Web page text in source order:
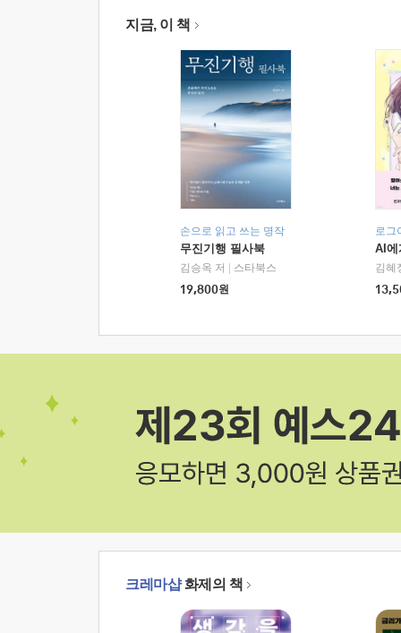
지금, 이 책
손으로 읽고 쓰는 명작
무진기행 필사북
김승옥 저
스타북스
19,800원
로그
AI에
김혜
크레마샵화제의 책